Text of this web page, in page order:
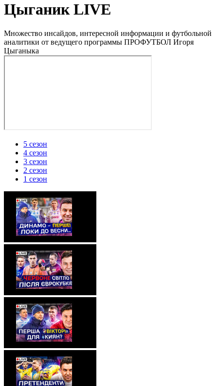
Цыганик LIVE
Множество инсайдов, интересной информации и футбольной
аналитики от ведущего программы ПРОФУТБОЛ Игоря
Цыганыка
5 сезон
4 сезон
3 сезон
2 cезон
1 сезон